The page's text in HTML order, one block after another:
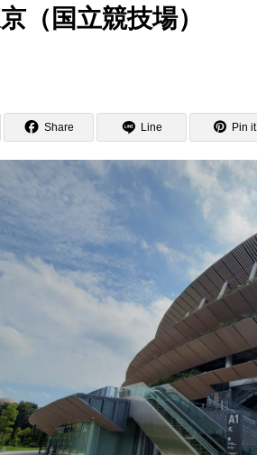
（国立競技場）
Share Line Pin it